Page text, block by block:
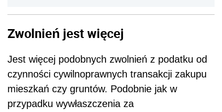
Zwolnień jest więcej
Jest więcej podobnych zwolnień z podatku od
czynności cywilnoprawnych transakcji zakupu
mieszkań czy gruntów. Podobnie jak w
przypadku wywłaszczenia za